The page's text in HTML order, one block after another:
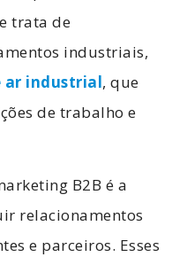
trata de
industriais,
ar industrial, que
de trabalho e
B2B é a
relacionamentos
e parceiros. Esses